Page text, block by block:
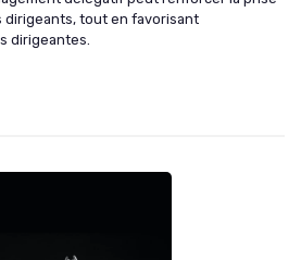
dirigeants, tout en favorisant
dirigeantes.